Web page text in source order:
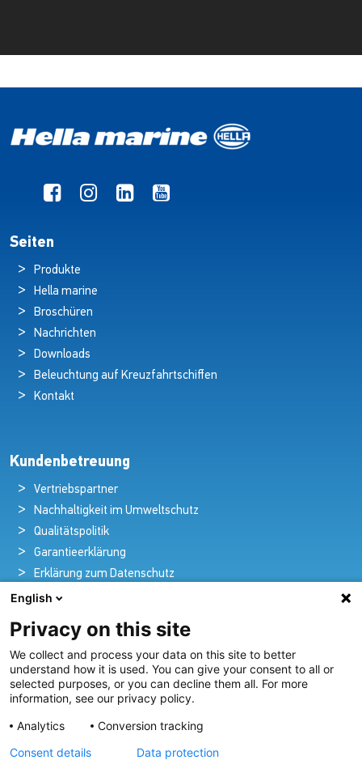
Seiten
Produkte
Hella marine
Broschüren
Nachrichten
Downloads
Beleuchtung auf Kreuzfahrtschiffen
Kontakt
Kundenbetreuung
Vertriebspartner
Nachhaltigkeit im Umweltschutz
Qualitätspolitik
Garantieerklärung
Erklärung zum Datenschutz
Rechtlicher Hinweis
Pioniere in nautischer Brillanz und Innovation
Seit über 100 Jahren entwickeln und liefern wir mit
Leidenschaft innovative Beleuchtungslösungen für alle
Bereiche der maritimen Industrie.
English
Privacy on this site
We collect and process your data on this site to better
understand how it is used. You can give your consent to all or
selected purposes, or you can decline them all. For more
information, see our privacy policy.
Analytics
Conversion tracking
Consent details
Data protection